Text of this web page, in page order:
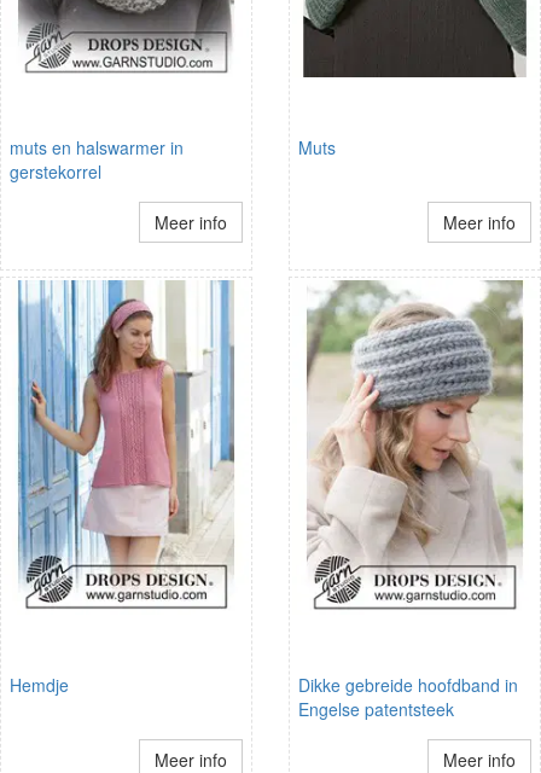
muts en halswarmer in
gerstekorrel
Meer info
Muts
Meer info
Hemdje
Meer info
Dikke gebreide hoofdband in
Engelse patentsteek
Meer info